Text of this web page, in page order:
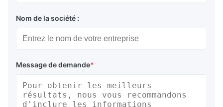
Nom de la société :
Message de demande*